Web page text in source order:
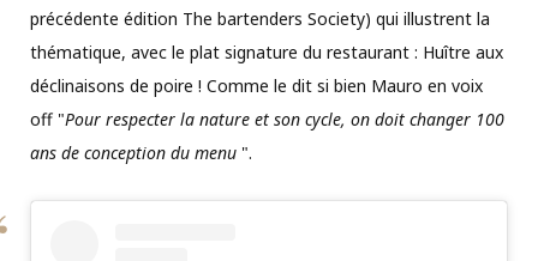
précédente édition The bartenders Society) qui illustrent la
thématique, avec le plat signature du restaurant : Huître aux
déclinaisons de poire ! Comme le dit si bien Mauro en voix
off "Pour respecter la nature et son cycle, on doit changer 100
ans de conception du menu ".